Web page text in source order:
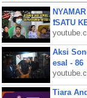
❗SATU
Aksi
esal - 86
Tiara